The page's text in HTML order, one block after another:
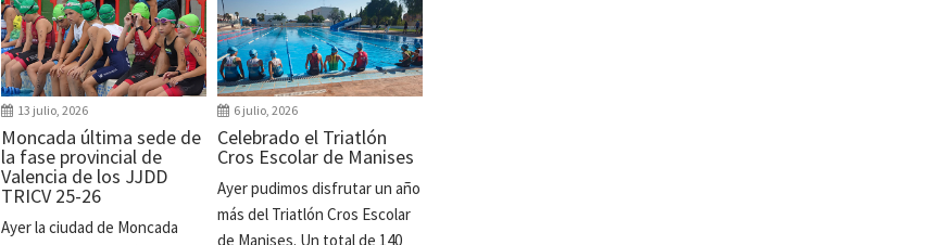
13 julio, 2026
Moncada última sede de
la fase provincial de
Valencia de los JJDD
TRICV 25-26
Ayer la ciudad de Moncada
6 julio, 2026
Celebrado el Triatlón
Cros Escolar de Manises
Ayer pudimos disfrutar un año
más del Triatlón Cros Escolar
de Manises. Un total de 140